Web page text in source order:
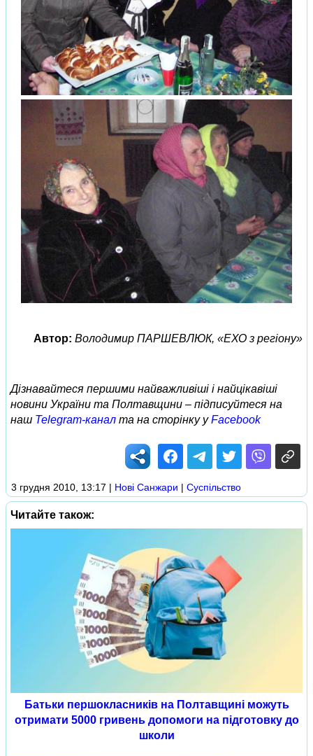
Автор: Володимир ПАРШЕВЛЮК, «ЕХО з регіону»
Дізнавайтеся першими найважливіші і найцікавіші
новини України та Полтавщини – підписуйтеся на
наш Telegram-канал та на сторінку уFacebook
3 грудня 2010, 13:17 | Нові Cанжари | Суспільство
Читайте також:
Батьки першокласників на Полтавщині можуть
отримати 5000 гривень допомоги на підготовку до
школи